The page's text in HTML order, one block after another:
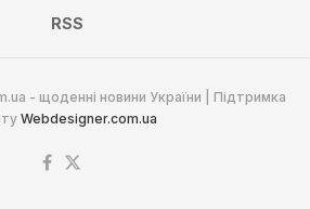
RSS
- щоденні новини України | Підтримка
Webdesigner.com.ua